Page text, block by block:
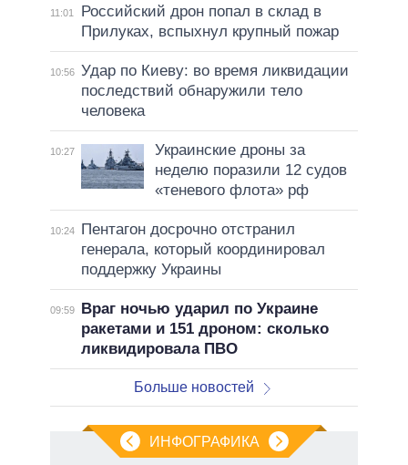
11:01
Российский дрон попал в склад в
Прилуках, вспыхнул крупный пожар
10:56 Удар по Киеву: во время ликвидации
последствий обнаружили тело
человека
10:27
Украинские дроны за
неделю поразили 12 судов
«теневого флота» рф
10:24
Пентагон досрочно отстранил
генерала, который координировал
поддержку Украины
09:59
Враг ночью ударил по Украине
ракетами и 151 дроном: сколько
ликвидировала ПВО
Больше новостей
ИНФОГРАФИКА